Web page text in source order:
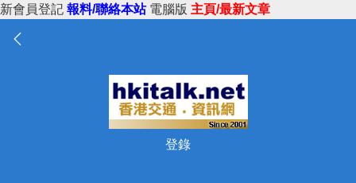
新會員登記 報料/聯絡本站 電腦版 主頁/最新文章
登錄